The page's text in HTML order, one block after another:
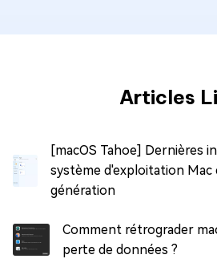
Articles
[macOS Tahoe] Dernières
système d'exploitation Mac
génération
Comment rétrograder
perte de données ?